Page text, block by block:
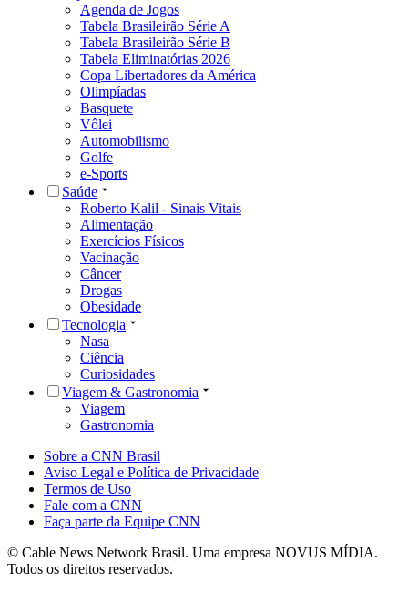
Agenda de Jogos
Tabela Brasileirão Série A
Tabela Brasileirão Série B
Tabela Eliminatórias 2026
Copa Libertadores da América
Olimpíadas
Basquete
Vôlei
Automobilismo
Golfe
e-Sports
Saúde
Roberto Kalil - Sinais Vitais
Alimentação
Exercícios Físicos
Vacinação
Câncer
Drogas
Obesidade
Tecnologia
Nasa
Ciência
Curiosidades
Viagem & Gastronomia
Viagem
Gastronomia
Sobre a CNN Brasil
Aviso Legal e Política de Privacidade
Termos de Uso
Fale com a CNN
Faça parte da Equipe CNN
© Cable News Network Brasil. Uma empresa NOVUS MÍDIA.
Todos os direitos reservados.